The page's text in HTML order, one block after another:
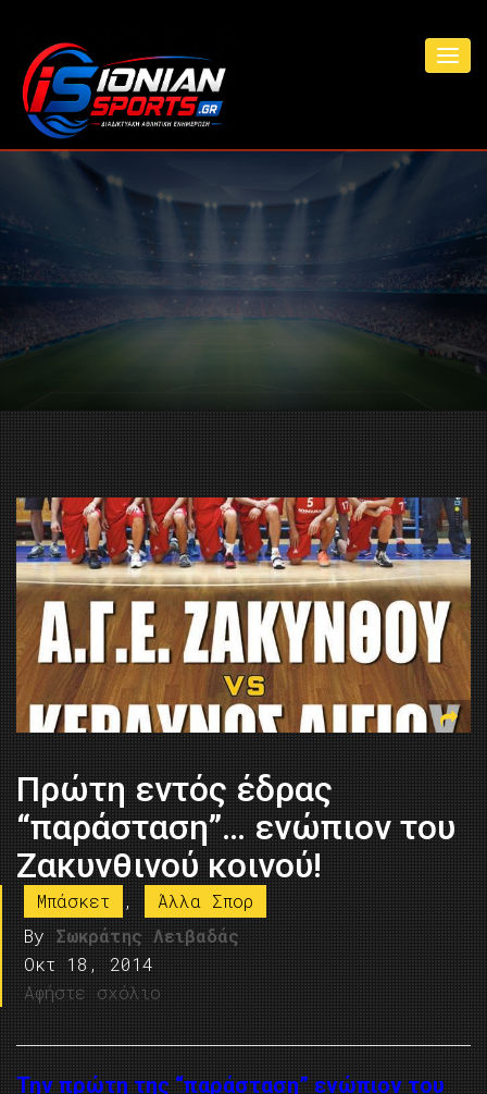
Πρώτη εντός έδρας
“παράσταση”… ενώπιον του
Ζακυνθινού κοινού!
Μπάσκετ ,
Άλλα Σπορ
By Σωκράτης Λειβαδάς
Οκτ 18, 2014
Αφήστε σχόλιο
Την πρώτη της “παράσταση” ενώπιον του